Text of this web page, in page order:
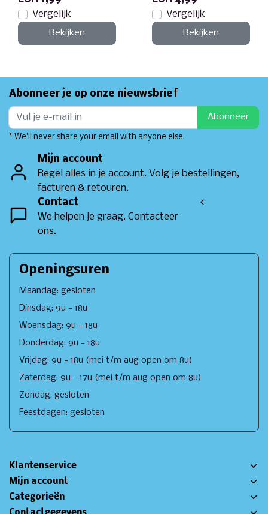
Vergelijk
Bekijken
Vergelijk
Bekijken
Abonneer je op onze nieuwsbrief
Abonneer
* We'll never share your email with anyone else.
Mijn account
Regel alles in je account. Volg je bestellingen,
facturen & retouren.
Contact
We helpen je graag. Contacteer
ons.
<
Openingsuren
Maandag: gesloten
Dinsdag: 9u - 18u
Woensdag: 9u - 18u
Donderdag: 9u - 18u
Vrijdag: 9u - 18u (mei t/m aug open om 8u)
Zaterdag: 9u - 17u (mei t/m aug open om 8u)
Zondag: gesloten
Feestdagen: gesloten
Klantenservice
Mijn account
Categorieën